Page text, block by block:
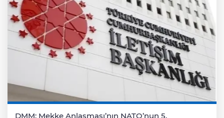
DMM: Mekke Anlaşması’nın NATO’nun 5.